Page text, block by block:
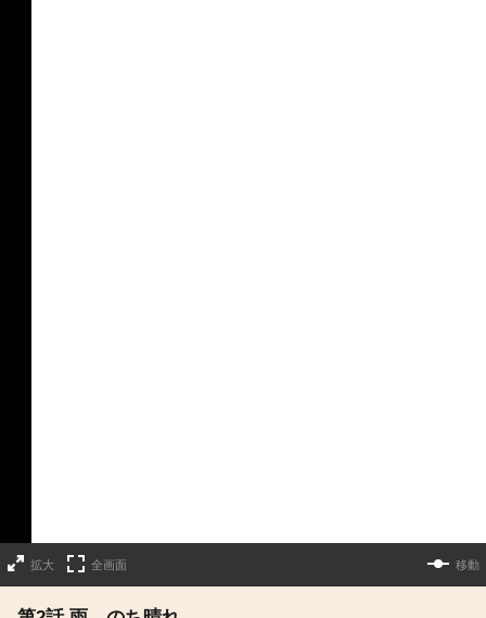
拡大 全画面 移動